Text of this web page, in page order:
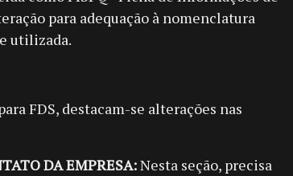
para adequação à nomenclatura
utilizada.
FDS, destacam-se alterações nas
DA EMPRESA:Nesta seção, precisa